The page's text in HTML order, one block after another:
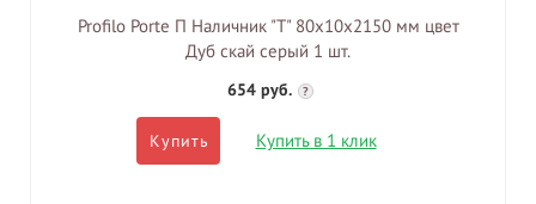
Profilo Porte П Наличник "Т" 80х10х2150 мм цвет
Дуб скай серый 1 шт.
654 руб. ?
Купить Купить в 1 клик